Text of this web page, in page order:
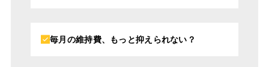
毎月の維持費、もっと抑えられない？